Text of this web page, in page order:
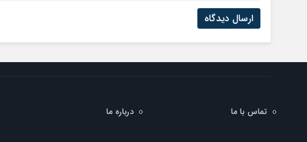
تماس با ما درباره ما